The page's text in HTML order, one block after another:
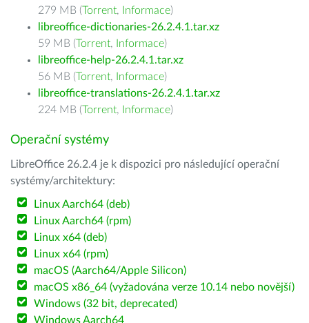
279 MB (Torrent, Informace)
libreoffice-dictionaries-26.2.4.1.tar.xz
59 MB (Torrent, Informace)
libreoffice-help-26.2.4.1.tar.xz
56 MB (Torrent, Informace)
libreoffice-translations-26.2.4.1.tar.xz
224 MB (Torrent, Informace)
Operační systémy
LibreOffice 26.2.4 je k dispozici pro následující operační
systémy/architektury:
Linux Aarch64 (deb)
Linux Aarch64 (rpm)
Linux x64 (deb)
Linux x64 (rpm)
macOS (Aarch64/Apple Silicon)
macOS x86_64 (vyžadována verze 10.14 nebo novější)
Windows (32 bit, deprecated)
Windows Aarch64